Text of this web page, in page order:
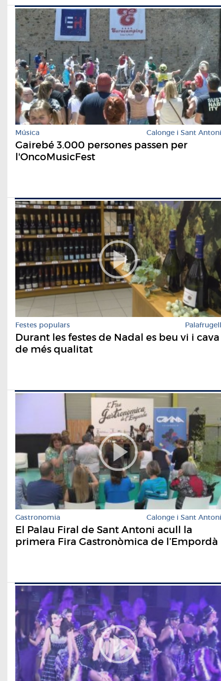
Música Calonge i Sant Antoni
Gairebé 3.000 persones passen per
l'OncoMusicFest
Festes populars Palafrugell
Durant les festes de Nadal es beu vi i cava
de més qualitat
Gastronomia Calonge i Sant Antoni
El Palau Firal de Sant Antoni acull la
primera Fira Gastronòmica de l’Empordà